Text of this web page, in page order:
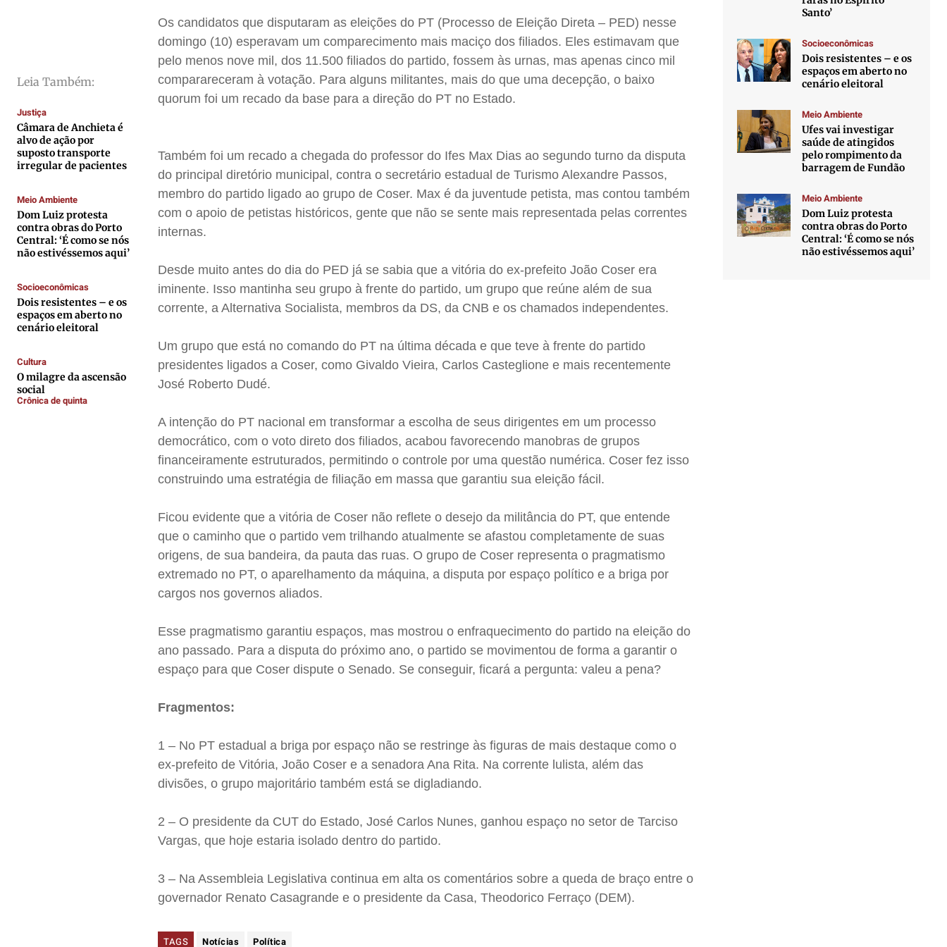
Colunas
Gustavo Bastos
Jr Mignone (in memorian)
Wanda Sily
Publicidade Legal
Anuncie
Expediente
Contato
Termos de Uso
Privacidade
Colunas
Gustavo Bastos
Jr Mignone (in memorian)
Wanda Sily
Publicidade Legal
Anuncie
Expediente
Contato
Termos de Uso
Privacidade
Colunas
Gustavo Bastos
Jr Mignone (in memorian)
Wanda Sily
Publicidade Legal
Anuncie
Expediente
Contato
Termos de Uso
Privacidade
Colunas
Gustavo Bastos
Jr Mignone (in memorian)
Wanda Sily
Publicidade Legal
Anuncie
Expediente
Contato
Termos de Uso
Privacidade
Leia Também:
Justiça
Câmara de Anchieta é
alvo de ação por
suposto transporte
irregular de pacientes
Meio Ambiente
Dom Luiz protesta
contra obras do Porto
Central: ‘É como se nós
não estivéssemos aqui’
Socioeconômicas
Dois resistentes – e os
espaços em aberto no
cenário eleitoral
Cultura
O milagre da ascensão
social
Crônica de quinta
Os candidatos que disputaram as eleições do PT (Processo de Eleição Direta – PED) nesse
domingo (10) esperavam um comparecimento mais maciço dos filiados. Eles estimavam que
pelo menos nove mil, dos 11.500 filiados do partido, fossem às urnas, mas apenas cinco mil
comparareceram à votação. Para alguns militantes, mais do que uma decepção, o baixo
quorum foi um recado da base para a direção do PT no Estado.
Também foi um recado a chegada do professor do Ifes Max Dias ao segundo turno da disputa
do principal diretório municipal, contra o secretário estadual de Turismo Alexandre Passos,
membro do partido ligado ao grupo de Coser. Max é da juventude petista, mas contou também
com o apoio de petistas históricos, gente que não se sente mais representada pelas correntes
internas.
Desde muito antes do dia do PED já se sabia que a vitória do ex-prefeito João Coser era
iminente. Isso mantinha seu grupo à frente do partido, um grupo que reúne além de sua
corrente, a Alternativa Socialista, membros da DS, da CNB e os chamados independentes.
Um grupo que está no comando do PT na última década e que teve à frente do partido
presidentes ligados a Coser, como Givaldo Vieira, Carlos Casteglione e mais recentemente
José Roberto Dudé.
A intenção do PT nacional em transformar a escolha de seus dirigentes em um processo
democrático, com o voto direto dos filiados, acabou favorecendo manobras de grupos
financeiramente estruturados, permitindo o controle por uma questão numérica. Coser fez isso
construindo uma estratégia de filiação em massa que garantiu sua eleição fácil.
Ficou evidente que a vitória de Coser não reflete o desejo da militância do PT, que entende
que o caminho que o partido vem trilhando atualmente se afastou completamente de suas
origens, de sua bandeira, da pauta das ruas. O grupo de Coser representa o pragmatismo
extremado no PT, o aparelhamento da máquina, a disputa por espaço político e a briga por
cargos nos governos aliados.
Esse pragmatismo garantiu espaços, mas mostrou o enfraquecimento do partido na eleição do
ano passado. Para a disputa do próximo ano, o partido se movimentou de forma a garantir o
espaço para que Coser dispute o Senado. Se conseguir, ficará a pergunta: valeu a pena?
Fragmentos:
1 – No PT estadual a briga por espaço não se restringe às figuras de mais destaque como o
ex-prefeito de Vitória, João Coser e a senadora Ana Rita. Na corrente lulista, além das
divisões, o grupo majoritário também está se digladiando.
2 – O presidente da CUT do Estado, José Carlos Nunes, ganhou espaço no setor de Tarciso
Vargas, que hoje estaria isolado dentro do partido.
3 – Na Assembleia Legislativa continua em alta os comentários sobre a queda de braço entre o
governador Renato Casagrande e o presidente da Casa, Theodorico Ferraço (DEM).
TAGS Notícias Política
Santo’
Socioeconômicas
Dois resistentes – e os
espaços em aberto no
cenário eleitoral
Meio Ambiente
Ufes vai investigar
saúde de atingidos
pelo rompimento da
barragem de Fundão
Meio Ambiente
Dom Luiz protesta
contra obras do Porto
Central: ‘É como se nós
não estivéssemos aqui’